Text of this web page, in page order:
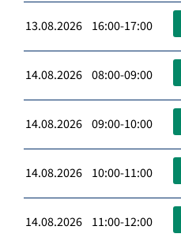
13.08.2026 16:00-17:00
14.08.2026 08:00-09:00
14.08.2026 09:00-10:00
14.08.2026 10:00-11:00
14.08.2026 11:00-12:00